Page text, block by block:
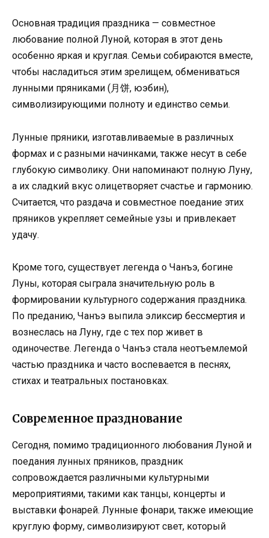
Основная традиция праздника — совместное
любование полной Луной, которая в этот день
особенно яркая и круглая. Семьи собираются вместе,
чтобы насладиться этим зрелищем, обмениваться
лунными пряниками (月饼, юэбин),
символизирующими полноту и единство семьи.
Лунные пряники, изготавливаемые в различных
формах и с разными начинками, также несут в себе
глубокую символику. Они напоминают полную Луну,
а их сладкий вкус олицетворяет счастье и гармонию.
Считается, что раздача и совместное поедание этих
пряников укрепляет семейные узы и привлекает
удачу.
Кроме того, существует легенда о Чанъэ, богине
Луны, которая сыграла значительную роль в
формировании культурного содержания праздника.
По преданию, Чанъэ выпила эликсир бессмертия и
вознеслась на Луну, где с тех пор живет в
одиночестве. Легенда о Чанъэ стала неотъемлемой
частью праздника и часто воспевается в песнях,
стихах и театральных постановках.
Современное празднование
Сегодня, помимо традиционного любования Луной и
поедания лунных пряников, праздник
сопровождается различными культурными
мероприятиями, такими как танцы, концерты и
выставки фонарей. Лунные фонари, также имеющие
круглую форму, символизируют свет, который